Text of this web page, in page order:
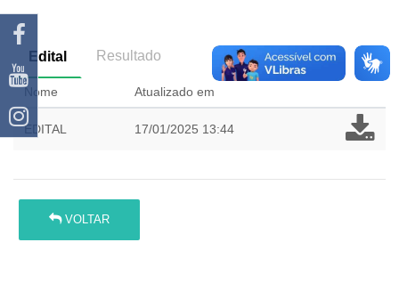
Edital Resultado
Nome Atualizado em
EDITAL 17/01/2025 13:44
VOLTAR